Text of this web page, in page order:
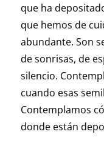
que ha
que hemos de
abundante. Son
de sonrisas, de
silencio.
cuando esas
Contempla­mos
donde están